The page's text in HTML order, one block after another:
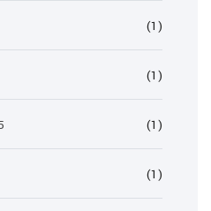
(1)
(1)
(1)
(1)